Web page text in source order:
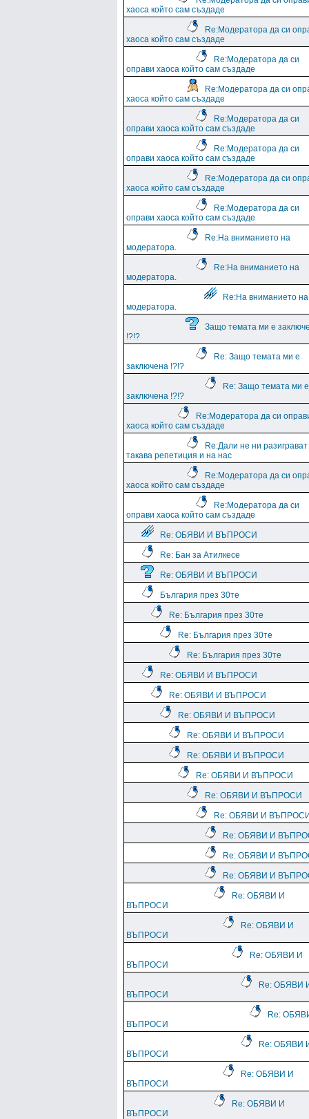
хаоса който сам създаде
Re:Модератора да си
хаоса който сам създаде
Re:Модератора да си
оправи хаоса който сам създаде
Re:Модератора да си
хаоса който сам създаде
Re:Модератора да си
оправи хаоса който сам създаде
Re:Модератора да си
оправи хаоса който сам създаде
Re:Модератора да си
хаоса който сам създаде
Re:Модератора да си
оправи хаоса който сам създаде
Re:На вниманието на
модератора.
Re:На вниманието на
модератора.
Re:На вниманието на
модератора.
Защо темата ми е
!?!?
Re: Защо темата ми е
заключена !?!?
Re: Защо темата ми е
заключена !?!?
Re:Модератора да си
хаоса който сам създаде
Re:Дали не ни разиграват
такава репетиция и на нас
Re:Модератора да си
хаоса който сам създаде
Re:Модератора да си
оправи хаоса който сам създаде
Re: ОБЯВИ И ВЪПРОСИ
Re: Бан за Атилкесе
Re: ОБЯВИ И ВЪПРОСИ
България през 30те
Re: България през 30те
Re: България през 30те
Re: България през 30те
Re: ОБЯВИ И ВЪПРОСИ
Re: ОБЯВИ И ВЪПРОСИ
Re: ОБЯВИ И ВЪПРОСИ
Re: ОБЯВИ И ВЪПРОСИ
Re: ОБЯВИ И ВЪПРОСИ
Re: ОБЯВИ И ВЪПРОСИ
Re: ОБЯВИ И ВЪПРОСИ
Re: ОБЯВИ И
Re: ОБЯВИ И
Re: ОБЯВИ И
Re: ОБЯВИ И
Re: ОБЯВИ И
ВЪПРОСИ
Re: ОБЯВИ И
ВЪПРОСИ
Re: ОБЯВИ И
ВЪПРОСИ
Re: ОБЯВИ
ВЪПРОСИ
Re:
ВЪПРОСИ
Re: ОБЯВИ
ВЪПРОСИ
Re: ОБЯВИ И
ВЪПРОСИ
Re: ОБЯВИ И
ВЪПРОСИ